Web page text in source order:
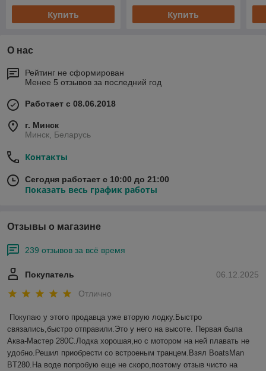
Купить Купить
О нас
Рейтинг не сформирован
Менее 5 отзывов за последний год
Работает с 08.06.2018
г. Минск
Минск, Беларусь
Контакты
Сегодня работает с 10:00 до 21:00
Показать весь график работы
Отзывы о магазине
239 отзывов за всё время
06.12.2025
Покупатель
Отлично
Покупаю у этого продавца уже вторую лодку.Быстро
связались,быстро отправили.Это у него на высоте. Первая была
Аква-Мастер 280С.Лодка хорошая,но с мотором на ней плавать не
удобно.Решил приобрести со встроеным транцем.Взял BoatsMan
BT280.На воде попробую еще не скоро,поэтому отзыв чисто на